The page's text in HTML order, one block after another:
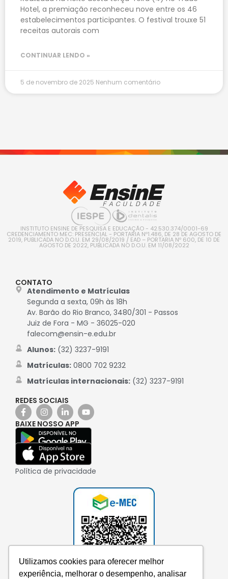
Utilizamos cookies para oferecer melhor
experiência, melhorar o desempenho, analisar
Hotel, a premiação reconheceu nove entre os 46
estabelecimentos participantes. O festival trouxe 51
receitas autorais com
CONTINUAR LENDO »
5 de novembro de 2025 Nenhum comentário
INSTITUTO ENSINE DE PESQUISA E EDUCAÇÃO - 42.530.374/0001-69
CREDENCIAMENTO MEC: PRESENCIAL - PORTARIA Nº1.486, DE 28 DE AGOSTO DE
2019, PUBLICADA NO D.O.U. EM 29/08/2019 / EAD – PORTARIA Nº 600, DE 10 DE
AGOSTO DE 2022, PUBLICADA NO D.O.U. EM 11/08/2022
CONTATO
Atendimento e Matrículas
Segunda a sexta, 09h às 18h
Av. Barão do Rio Branco, 3480/301 - Passos
Juiz de Fora - MG - 36025-020
falecom@ensin-e.edu.br
Alunos:(32) 3237-9191
Matrículas:0800 702 9232
Matrículas internacionais:(32) 3237-9191
REDES SOCIAIS
BAIXE NOSSO APP
Política de privacidade